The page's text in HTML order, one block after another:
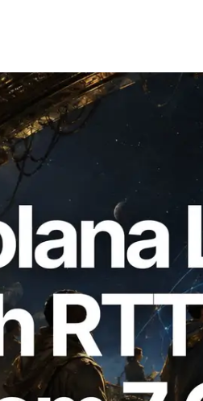
Leader Slot API ด้วย
Region ทั่วโลก พร้อม
API